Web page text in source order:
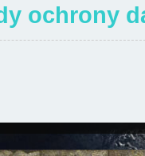
ochrony